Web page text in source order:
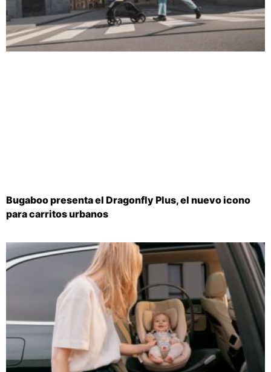
Bugaboo presenta el Dragonfly Plus, el nuevo icono
para carritos urbanos